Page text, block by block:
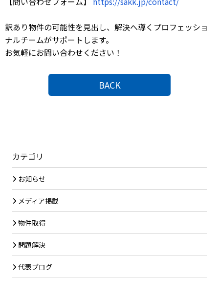
訳あり物件の可能性を見出し、解決へ導くプロフェッショ
ナルチームがサポートします。
お気軽にお問い合わせください！
BACK
カテゴリ
お知らせ
メディア掲載
物件取得
問題解決
代表ブログ